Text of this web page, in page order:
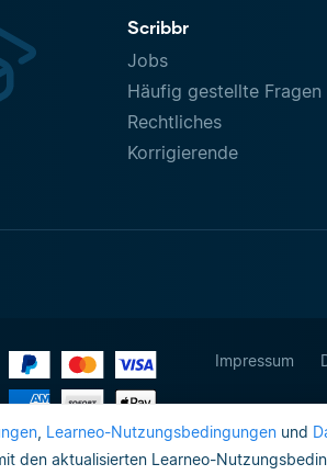
, Learneo-Nutzungsbedingungenund
den aktualisierten Learneo-
Scribbr
Jobs
Häufig gestellte Fragen
Rechtliches
Korrigierende
Impressum